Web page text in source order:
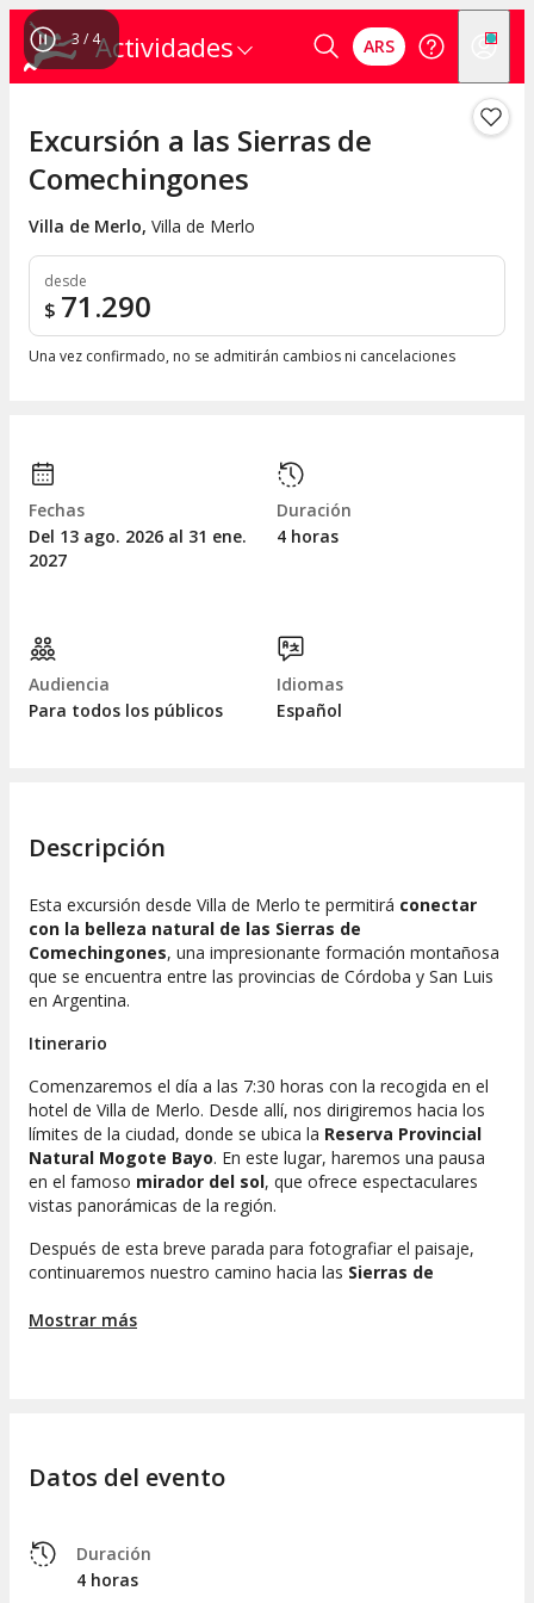
Actividades ARS
4 / 4
Excursión a las Sierras de
Comechingones
Villa de Merlo, Villa de Merlo
desde
$ 71.290
Una vez confirmado, no se admitirán cambios ni cancelaciones
Fechas
Del 13 ago. 2026 al 31 ene.
2027
Duración
4 horas
Audiencia
Para todos los públicos
Idiomas
Español
Descripción
Esta excursión desde Villa de Merlo te permitirá conectar
con la belleza natural de las Sierras de
Comechingones, una impresionante formación montañosa
que se encuentra entre las provincias de Córdoba y San Luis
en Argentina.
Itinerario
Comenzaremos el día a las 7:30 horas con la recogida en el
hotel de Villa de Merlo. Desde allí, nos dirigiremos hacia los
límites de la ciudad, donde se ubica la Reserva Provincial
Natural Mogote Bayo. En este lugar, haremos una pausa
en el famoso mirador del sol, que ofrece espectaculares
vistas panorámicas de la región.
Después de esta breve parada para fotografiar el paisaje,
continuaremos nuestro camino hacia las Sierras de
las provincias de San Luis y Córdoba, sirviendo como una
metros sobre el nivel del mar
término"comechingones"
argentinas de los hênîa y los kâmîare, cuyos ancestros
Mostrar más
Datos del evento
Duración
4 horas